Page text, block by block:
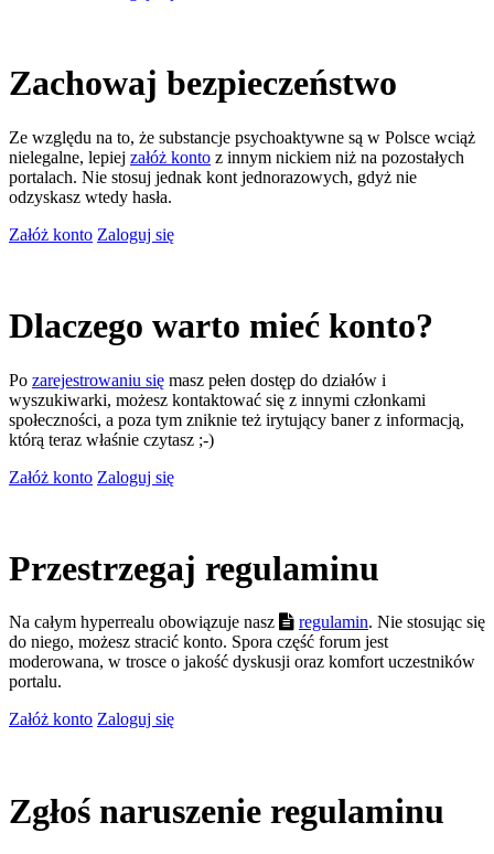
Zachowaj bezpieczeństwo
Ze względu na to, że substancje psychoaktywne są w Polsce wciąż
nielegalne, lepiej załóż konto z innym nickiem niż na pozostałych
portalach. Nie stosuj jednak kont jednorazowych, gdyż nie
odzyskasz wtedy hasła.
Załóż konto Zaloguj się
Dlaczego warto mieć konto?
Po zarejestrowaniu się masz pełen dostęp do działów i
wyszukiwarki, możesz kontaktować się z innymi członkami
społeczności, a poza tym zniknie też irytujący baner z informacją,
którą teraz właśnie czytasz ;-)
Załóż konto Zaloguj się
Przestrzegaj regulaminu
Na całym hyperrealu obowiązuje nasz regulamin. Nie stosując się
do niego, możesz stracić konto. Spora część forum jest
moderowana, w trosce o jakość dyskusji oraz komfort uczestników
portalu.
Załóż konto Zaloguj się
Zgłoś naruszenie regulaminu